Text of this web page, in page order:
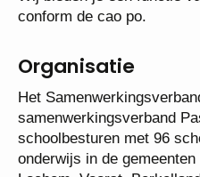
Wij bieden je een functie
Organisatie
Het
samenwerkingsverband
schoolbesturen met 96